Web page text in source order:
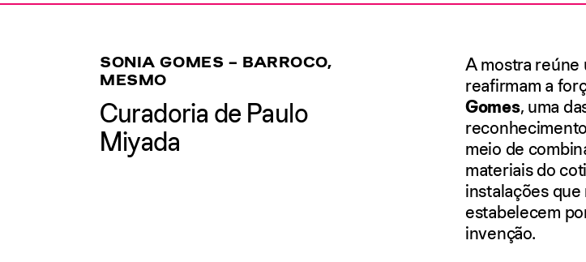
SONIA GOMES – BARROCO,
MESMO
Curadoria de Paulo
Miyada
A mostra
reafirmam a
Gomes, uma
meio de
materiais do
instalações
estabelecem
invenção.